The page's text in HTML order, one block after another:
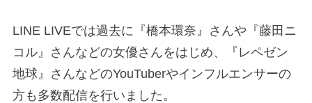
LINE LIVEでは過去に『橋本環奈』さんや『藤田ニ
コル』さんなどの女優さんをはじめ、『レペゼン
地球』さんなどのYouTuberやインフルエンサーの
方も多数配信を行いました。